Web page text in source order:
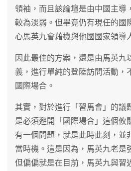
領袖，而且該論壇是由中國主導
較為淡弱。但畢竟仍有現任的國
心馬英九會藉機與他國國家領導
因此最佳的方案，還是由馬英九
義，進行單純的登陸訪問活動，
國際場合。
其實，對於進行「習馬會」的議
是必須避開「國際場合」這個攸
有一個問題，就是此時此刻，並
當時機。這是因為，馬英九老是
但偏偏就是在目前，馬英九與習